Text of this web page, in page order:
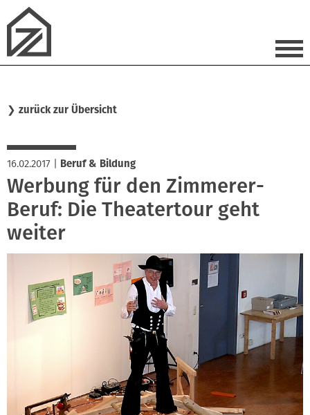
❯ zurück zur Übersicht
16.02.2017 Beruf & Bildung
Werbung für den Zimmerer-
Beruf: Die Theatertour geht
weiter